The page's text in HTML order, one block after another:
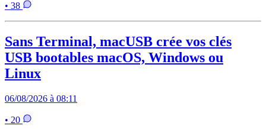
• 38
Sans Terminal, macUSB crée vos clés
USB bootables macOS, Windows ou
Linux
06/08/2026 à 08:11
• 20